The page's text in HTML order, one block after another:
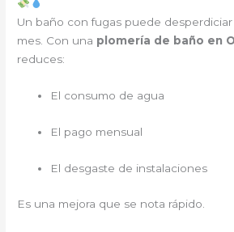
Un baño con fugas puede
mes. Con una plomería de baño en
reduces:
El consumo de agua
El pago mensual
El desgaste de instalaciones
Es una mejora que se nota rápido.